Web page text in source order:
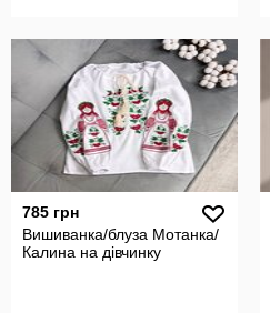
785 грн
Вишиванка/блуза Мотанка/
Калина на дівчинку